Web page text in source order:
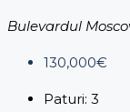
Bulevardul
130,000€
Paturi: 3